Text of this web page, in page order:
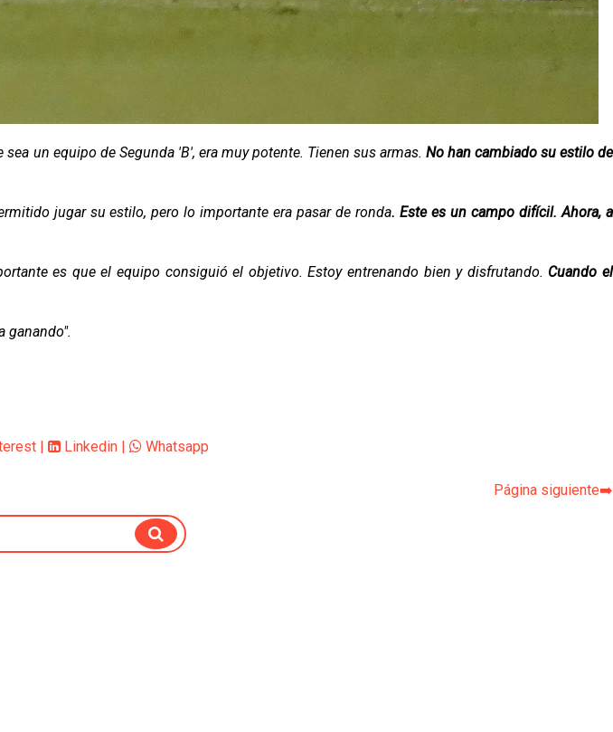
sea un equipo de Segunda 'B', era muy potente. Tienen sus armas. No han cambiado su estilo de
jugar su estilo, pero lo importante era pasar de ronda. Este es un campo difícil. Ahora, a
es que el equipo consiguió el objetivo. Estoy entrenando bien y disfrutando. Cuando el
ganando".
| Linkedin | Whatsapp
Página siguiente➡️